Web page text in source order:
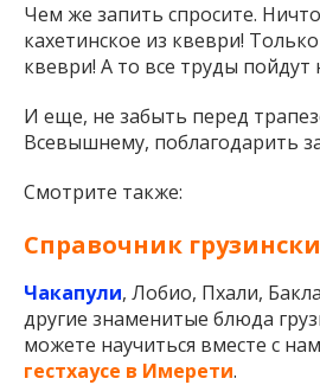
Чем же запить спросите.
кахетинское из квеври!
квеври! А то все труды пойдут
И еще, не забыть перед
Всевышнему, поблагодарить
Смотрите также:
Справочник
Чакапули, Лобио, Пхали,
другие знаменитые блюда
можете научиться вместе с
гестхаусе в Имерети.